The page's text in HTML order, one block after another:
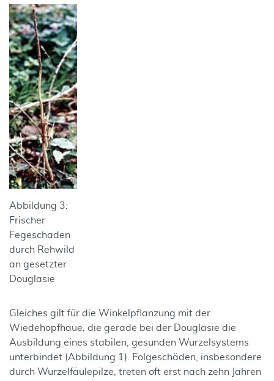
Abbildung 3:
Frischer
Fegeschaden
durch Rehwild
an gesetzter
Douglasie
Gleiches gilt für die Winkelpflanzung mit der
Wiedehopfhaue, die gerade bei der Douglasie die
Ausbildung eines stabilen, gesunden Wurzelsystems
unterbindet (Abbildung 1). Folgeschäden, insbesondere
durch Wurzel­fäulepilze, treten oft erst nach zehn Jahren